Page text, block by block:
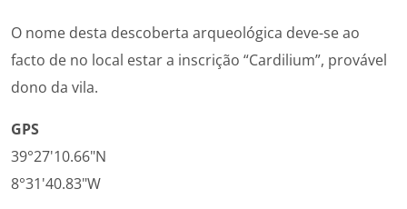
O nome desta descoberta arqueológica deve-se ao
facto de no local estar a inscrição “Cardilium”, provável
dono da vila.
GPS
39°27'10.66"N
8°31'40.83"W